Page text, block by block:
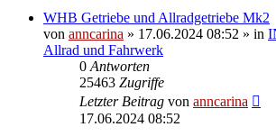
WHB Getriebe und Allradgetriebe Mk2
von anncarina » 17.06.2024 08:52 » in
Allrad und Fahrwerk
0 Antworten
25463 Zugriffe
Letzter Beitrag von anncarina
17.06.2024 08:52